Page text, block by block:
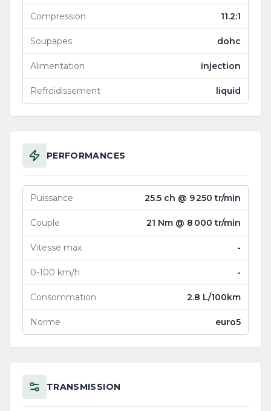
Compression 11.2:1
Soupapes dohc
Alimentation injection
Refroidissement liquid
PERFORMANCES
Puissance 25.5 ch @ 9 250 tr/min
Couple 21 Nm @ 8 000 tr/min
Vitesse max -
0-100 km/h -
Consommation 2.8 L/100km
Norme euro5
TRANSMISSION